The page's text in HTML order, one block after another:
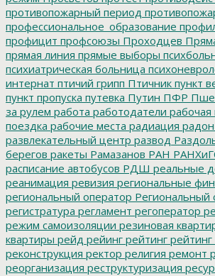
противопожарный период
профессиональное_образование
профицит профсоюзы Проходцев
прямая линия прямые выборы
психиатрическая больница
интернат птичий грипп Птичник пункт
пункт пропуска путевка Путин ПФР
за рулем работа работодатели
поездка рабочие места радиация радон
развлекательный центр развод
берегов ракеты Рамазанов РАН
расписание автобусов РДШ реальные
реанимация ревизия региональные
региональный оператор Региональный
регистратура регламент регоператор
режим самоизоляции резиновая
квартиры рейд рейинг рейтинг
реконструкция ректор религия ремонт
реорганизация реструктуризация